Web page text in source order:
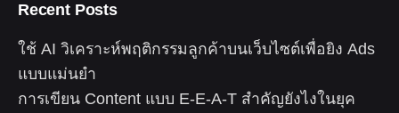
Recent Posts
ใช้ AI วิเคราะห์พฤติกรรมลูกค้าบนเว็บไซต์เพื่อยิง Ads
แบบแม่นยำ
การเขียน Content แบบ E-E-A-T สำคัญยังไงในยุค